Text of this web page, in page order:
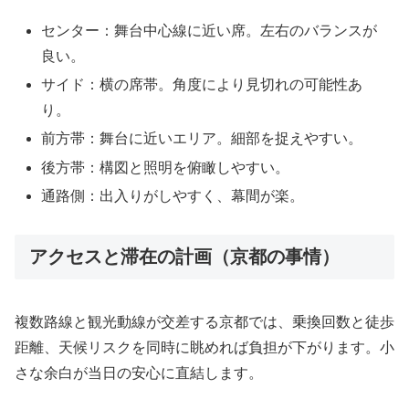
センター：舞台中心線に近い席。左右のバランスが
良い。
サイド：横の席帯。角度により見切れの可能性あ
り。
前方帯：舞台に近いエリア。細部を捉えやすい。
後方帯：構図と照明を俯瞰しやすい。
通路側：出入りがしやすく、幕間が楽。
アクセスと滞在の計画（京都の事情）
複数路線と観光動線が交差する京都では、乗換回数と徒歩
距離、天候リスクを同時に眺めれば負担が下がります。小
さな余白が当日の安心に直結します。